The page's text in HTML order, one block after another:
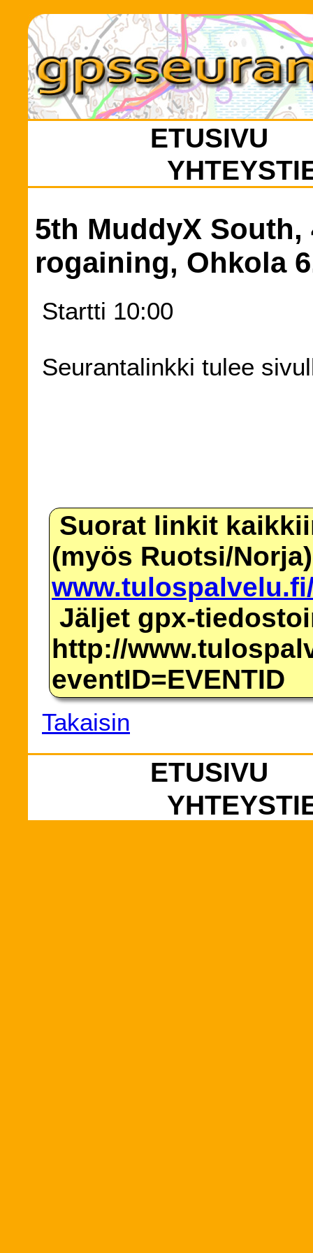
ETUSIVU
5th MuddyX
rogaining, Ohkola
Startti 10:00
Seurantalinkki tulee
Suorat linkit
(myös Ruotsi/Norja)
Jäljet gpx-
http://
eventID=EVENTID
Takaisin
ETUSIVU